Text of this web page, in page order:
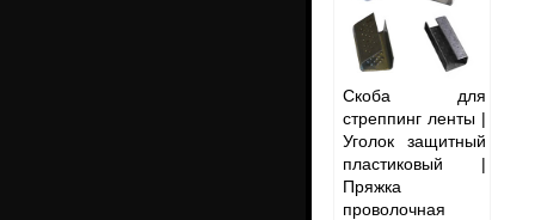
Скоба для
стреппинг ленты |
Уголок защитный
пластиковый |
Пряжка
проволочная